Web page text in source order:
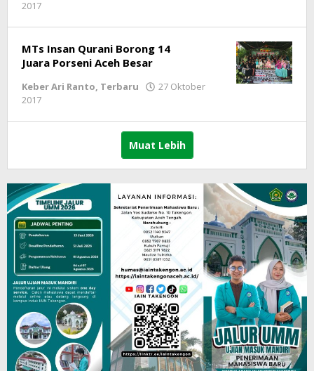
2017
MTs Insan Qurani Borong 14
Juara Porseni Aceh Besar
Keber Ari Ranto, Terbaru
27 Oktober
2017
Muat Lebih